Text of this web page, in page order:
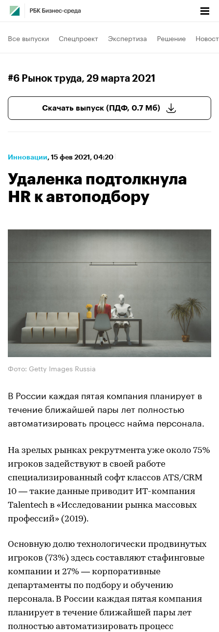
Все выпуски Спецпроект Экспертиза Решение
#6 Рынок труда, 29 марта 2021
Скачать выпуск (ПДФ, 0.7 Мб)
Инновации⁠, 15 фев 2021, 04:20
Удаленка подтолкнула
HR к автоподбору
Фото: Getty Images Russia
В России каждая пятая компания планирует в
течение ближайшей пары лет полностью
автоматизировать процесс найма персонала.
На зрелых рынках рекрутмента уже около 75%
игроков задействуют в своей работе
специализированный софт классов ATS/CRM
10 — такие данные приводит ИТ-компания
Talentech в «Исследовании рынка массовых
профессий» (2019).
Основную долю технологически продвинутых
игроков (73%) здесь составляют стафинговые
компании и 27% — корпоративные
департаменты по подбору и обучению
персонала. В России каждая пятая компания
планирует в течение ближайшей пары лет
полностью автоматизировать процесс